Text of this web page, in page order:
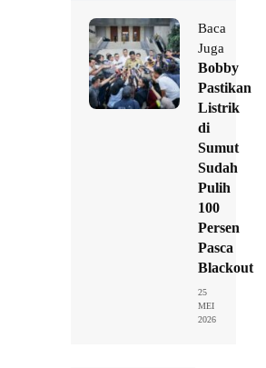
Baca
Juga
Bobby
Pastikan
Listrik
di
Sumut
Sudah
Pulih
100
Persen
Pasca
Blackout
25
MEI
2026